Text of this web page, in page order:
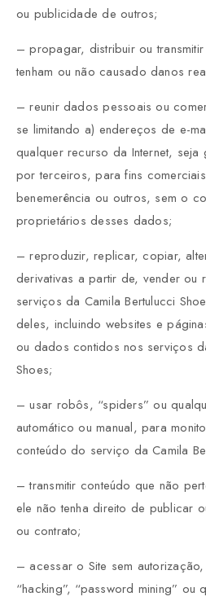
ou publicidade de outros;
– propagar, distribuir ou
tenham ou não causado danos
– reunir dados pessoais ou
se limitando a) endereços de e-
qualquer recurso da Internet,
por terceiros, para fins
benemerência ou outros, sem o
proprietários desses dados;
– reproduzir, replicar, copiar,
derivativas a partir de, vender ou
serviços da Camila Bertulucci
deles, incluindo websites e
ou dados contidos nos serviços
Shoes;
– usar robôs, “spiders” ou
automático ou manual, para
conteúdo do serviço da Camila
– transmitir conteúdo que não
ele não tenha direito de publicar
ou contrato;
– acessar o Site sem
“hacking”, “password mining” ou